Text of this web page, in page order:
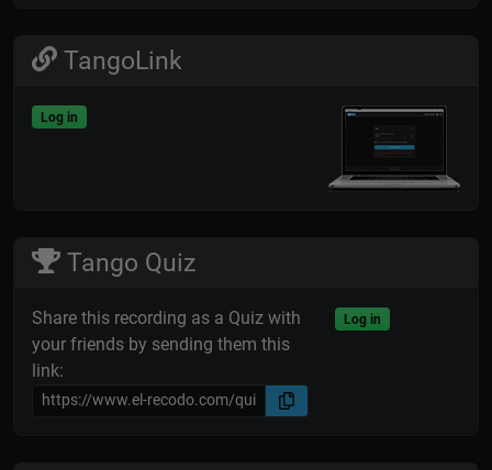
TangoLink
Log in
Tango Quiz
Share this recording as a Quiz with
your friends by sending them this
link:
Log in